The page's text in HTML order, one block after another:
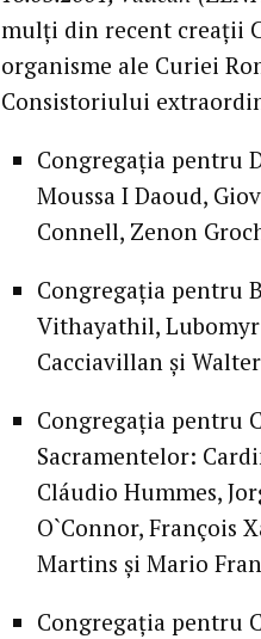
mulţi din recent creaţii
organisme ale Curiei
Consistoriului
Congregaţia pentru
Moussa I Daoud,
Connell, Zenon
Congregaţia pentru
Vithayathil,
Cacciavillan şi
Congregaţia pentru
Sacramentelor:
Cláudio Hummes,
O`Connor, François
Martins şi Mario
Congregaţia pentru